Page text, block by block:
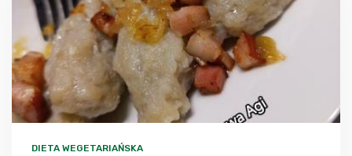
DIETA WEGETARIAŃSKA